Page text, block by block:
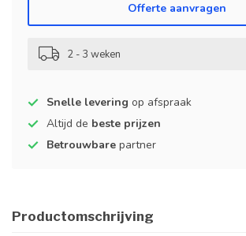
Offerte aanvragen
2 - 3 weken
Snelle levering op afspraak
Altijd de beste prijzen
Betrouwbare partner
Productomschrijving